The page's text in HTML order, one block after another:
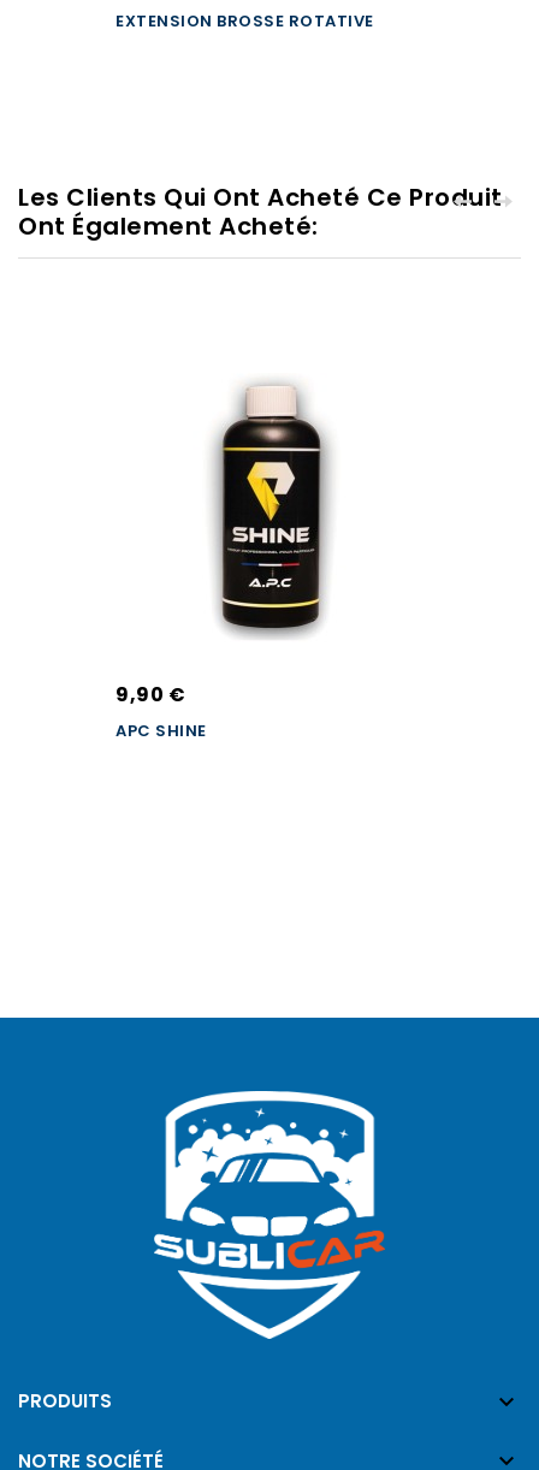
EXTENSION BROSSE ROTATIVE
Les Clients Qui Ont Acheté Ce Produit
Ont Également Acheté:
9,90 €
APC SHINE
PRODUITS 
NOTRE SOCIÉTÉ 